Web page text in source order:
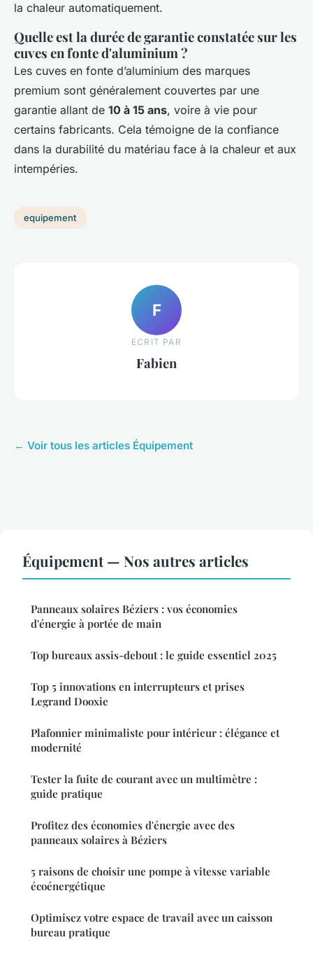
la chaleur automatiquement.
Quelle est la durée de garantie constatée sur les
cuves en fonte d'aluminium ?
Les cuves en fonte d’aluminium des marques
premium sont généralement couvertes par une
garantie allant de 10 à 15 ans, voire à vie pour
certains fabricants. Cela témoigne de la confiance
dans la durabilité du matériau face à la chaleur et aux
intempéries.
equipement
F
ECRIT PAR
Fabien
← Voir tous les articles Équipement
Équipement — Nos autres articles
Panneaux solaires Béziers : vos économies
d'énergie à portée de main
Top bureaux assis-debout : le guide essentiel 2025
Top 5 innovations en interrupteurs et prises
Legrand Dooxie
Plafonnier minimaliste pour intérieur : élégance et
modernité
Tester la fuite de courant avec un multimètre :
guide pratique
Profitez des économies d'énergie avec des
panneaux solaires à Béziers
5 raisons de choisir une pompe à vitesse variable
écoénergétique
Optimisez votre espace de travail avec un caisson
bureau pratique